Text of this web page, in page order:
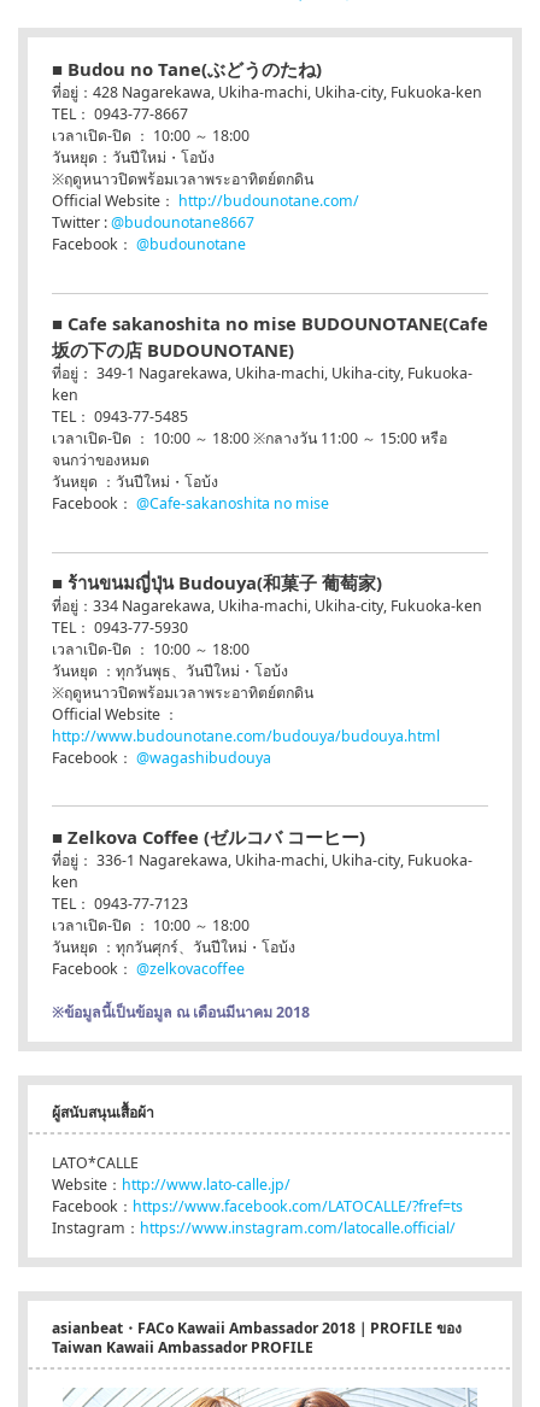
■ Budou no Tane(ぶどうのたね)
ที่อยู่：428 Nagarekawa, Ukiha-machi, Ukiha-city, Fukuoka-ken
TEL： 0943-77-8667
เวลาเปิด-ปิด ： 10:00 ～ 18:00
วันหยุด：วันปีใหม่・โอบ้ง
※ฤดูหนาวปิดพร้อมเวลาพระอาทิตย์ตกดิน
Official Website： http://budounotane.com/
Twitter :@budounotane8667
Facebook： @budounotane
■ Cafe sakanoshita no mise BUDOUNOTANE(Cafe
坂の下の店 BUDOUNOTANE)
ที่อยู่： 349-1 Nagarekawa, Ukiha-machi, Ukiha-city, Fukuoka-
ken
TEL： 0943-77-5485
เวลาเปิด-ปิด ： 10:00 ～ 18:00 ※กลางวัน 11:00 ～ 15:00 หรือ
จนกว่าของหมด
วันหยุด ：วันปีใหม่・โอบ้ง
Facebook： @Cafe-sakanoshita no mise
■ ร้านขนมญี่ปุ่น Budouya(和菓子 葡萄家)
ที่อยู่：334 Nagarekawa, Ukiha-machi, Ukiha-city, Fukuoka-ken
TEL： 0943-77-5930
เวลาเปิด-ปิด ： 10:00 ～ 18:00
วันหยุด ：ทุกวันพุธ、วันปีใหม่・โอบ้ง
※ฤดูหนาวปิดพร้อมเวลาพระอาทิตย์ตกดิน
Official Website ：
http://www.budounotane.com/budouya/budouya.html
Facebook： @wagashibudouya
■ Zelkova Coffee (ゼルコバ コーヒー)
ที่อยู่： 336-1 Nagarekawa, Ukiha-machi, Ukiha-city, Fukuoka-
ken
TEL： 0943-77-7123
เวลาเปิด-ปิด ： 10:00 ～ 18:00
วันหยุด ：ทุกวันศุกร์、วันปีใหม่・โอบ้ง
Facebook： @zelkovacoffee
※ข้อมูลนี้เป็นข้อมูล ณ เดือนมีนาคม 2018
ผู้สนับสนุนเสื้อผ้า
LATO*CALLE
Website： http://www.lato-calle.jp/
Facebook： https://www.facebook.com/LATOCALLE/?fref=ts
Instagram： https://www.instagram.com/latocalle.official/
asianbeat・FACo Kawaii Ambassador 2018｜PROFILE ของ
Taiwan Kawaii Ambassador PROFILE